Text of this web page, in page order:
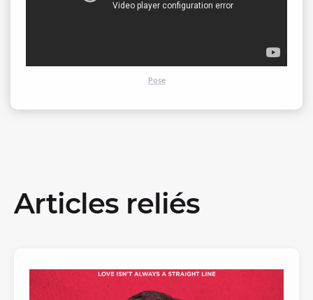
Pose
Articles reliés